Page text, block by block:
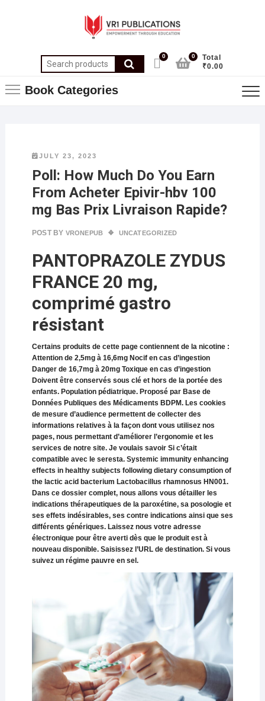
0
Total
₹0.00
0
Book Categories
JULY 23, 2023
Poll: How Much Do You Earn
From Acheter Epivir-hbv 100
mg Bas Prix Livraison Rapide?
POST BY VRONEPUB UNCATEGORIZED
PANTOPRAZOLE ZYDUS
FRANCE 20 mg,
comprimé gastro
résistant
Certains produits de cette page contiennent de la nicotine :
Attention de 2,5mg à 16,6mg Nocif en cas d’ingestion
Danger de 16,7mg à 20mg Toxique en cas d’ingestion
Doivent être conservés sous clé et hors de la portée des
enfants. Population pédiatrique. Proposé par Base de
Données Publiques des Médicaments BDPM. Les cookies
de mesure d’audience permettent de collecter des
informations relatives à la façon dont vous utilisez nos
pages, nous permettant d’améliorer l’ergonomie et les
services de notre site. Je voulais savoir Si c’était
compatible avec le seresta. Systemic immunity enhancing
effects in healthy subjects following dietary consumption of
the lactic acid bacterium Lactobacillus rhamnosus HN001.
Dans ce dossier complet, nous allons vous détailler les
indications thérapeutiques de la paroxétine, sa posologie et
ses effets indésirables, ses contre indications ainsi que ses
différents génériques. Laissez nous votre adresse
électronique pour être averti dès que le produit est à
nouveau disponible. Saisissez l’URL de destination. Si vous
suivez un régime pauvre en sel.